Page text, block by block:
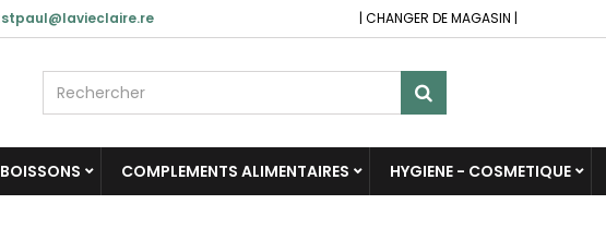
| CHANGER DE MAGASIN |
BOISSONS COMPLEMENTS ALIMENTAIRES HYGIENE - COSMETIQUE